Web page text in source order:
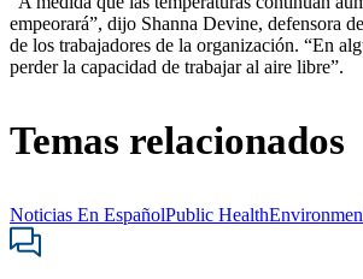
empeorará”, dijo Shanna Devine, defensora
de los trabajadores de la organización. “En
perder la capacidad de trabajar al aire libre”.
Temas relacionados
Noticias En EspañolPublic Health